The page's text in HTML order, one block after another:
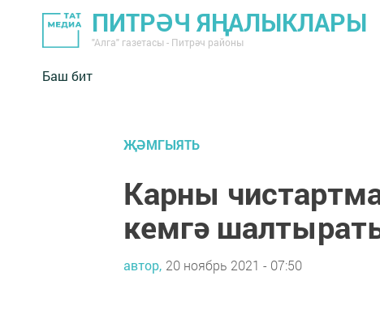
ПИТРӘЧ ЯҢАЛЫКЛАРЫ
"Алга" газетасы - Питрәч районы
Баш бит
ҖӘМГЫЯТЬ
Карны
кемгә
автор, 20 ноябрь 2021 - 07:50